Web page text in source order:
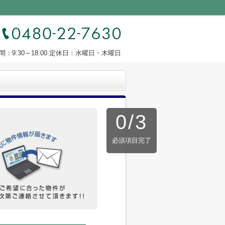
：9:30～18:00 定休日：水曜日・木曜日
0/3
必須項目完了